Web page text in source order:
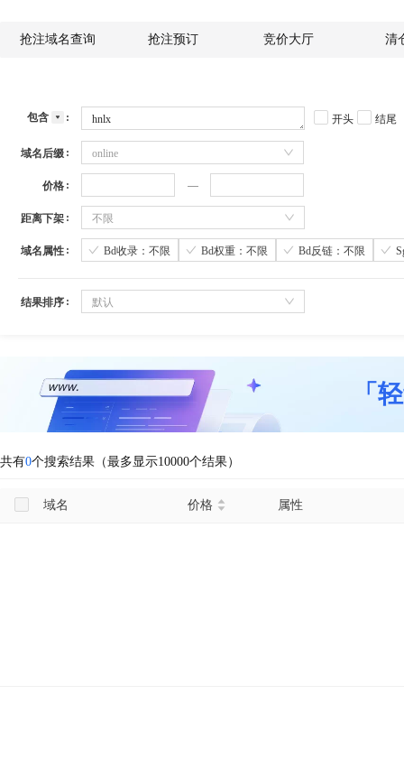
抢注域名查询 抢注预订 竞价大厅 清
包含 开头 结尾
域名后缀 online
价格
距离下架 不限
域名属性 Bd收录：不限 Bd权重：不限 Bd反链：不限
结果排序 默认
「
共有0个搜索结果（最多显示10000个结果）
域名 价格 属性